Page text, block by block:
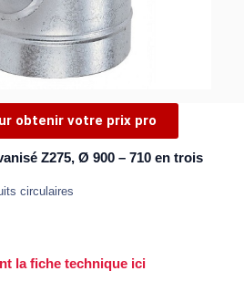
obtenir votre prix pro
Z275, Ø 900 – 710 en trois
circulaires
la fiche technique ici